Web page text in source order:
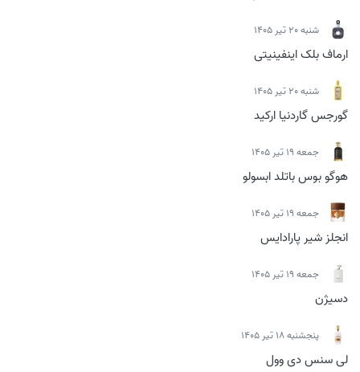
شنبه 20 تیر 1405
ارماف بلک اینفینیتی
شنبه 20 تیر 1405
گورجس گاردنیا ارکید
جمعه 19 تیر 1405
هوگو بوس باتلد ابسولو
جمعه 19 تیر 1405
انجلز شیر پارادایس
جمعه 19 تیر 1405
دسیژن
پنجشنبه 18 تیر 1405
لی سنس دی وول